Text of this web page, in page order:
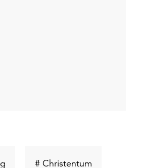
Schlüsselwort# ChristentumSchlüsselwort